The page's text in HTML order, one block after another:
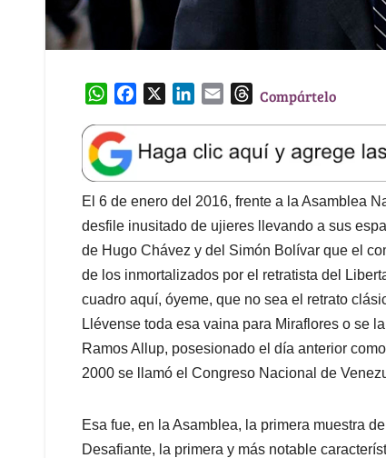
W
a
t
s
A
p
p
e
b
o
o
k
k
e
d
I
n
l
T
e
a
d
s
Compártelo
El 6 de enero del 2016, frente a la Asamblea
desfile inusitado de ujieres llevando a sus
de Hugo Chávez y del Simón Bolívar que el
de los inmortalizados por el retratista del
cuadro aquí, óyeme, que no sea el retrato
Llévense toda esa vaina para Miraflores o se
Ramos Allup, posesionado el día anterior
2000 se llamó el Congreso Nacional de
Esa fue, en la Asamblea, la primera muestra
Desafiante, la primera y más notable